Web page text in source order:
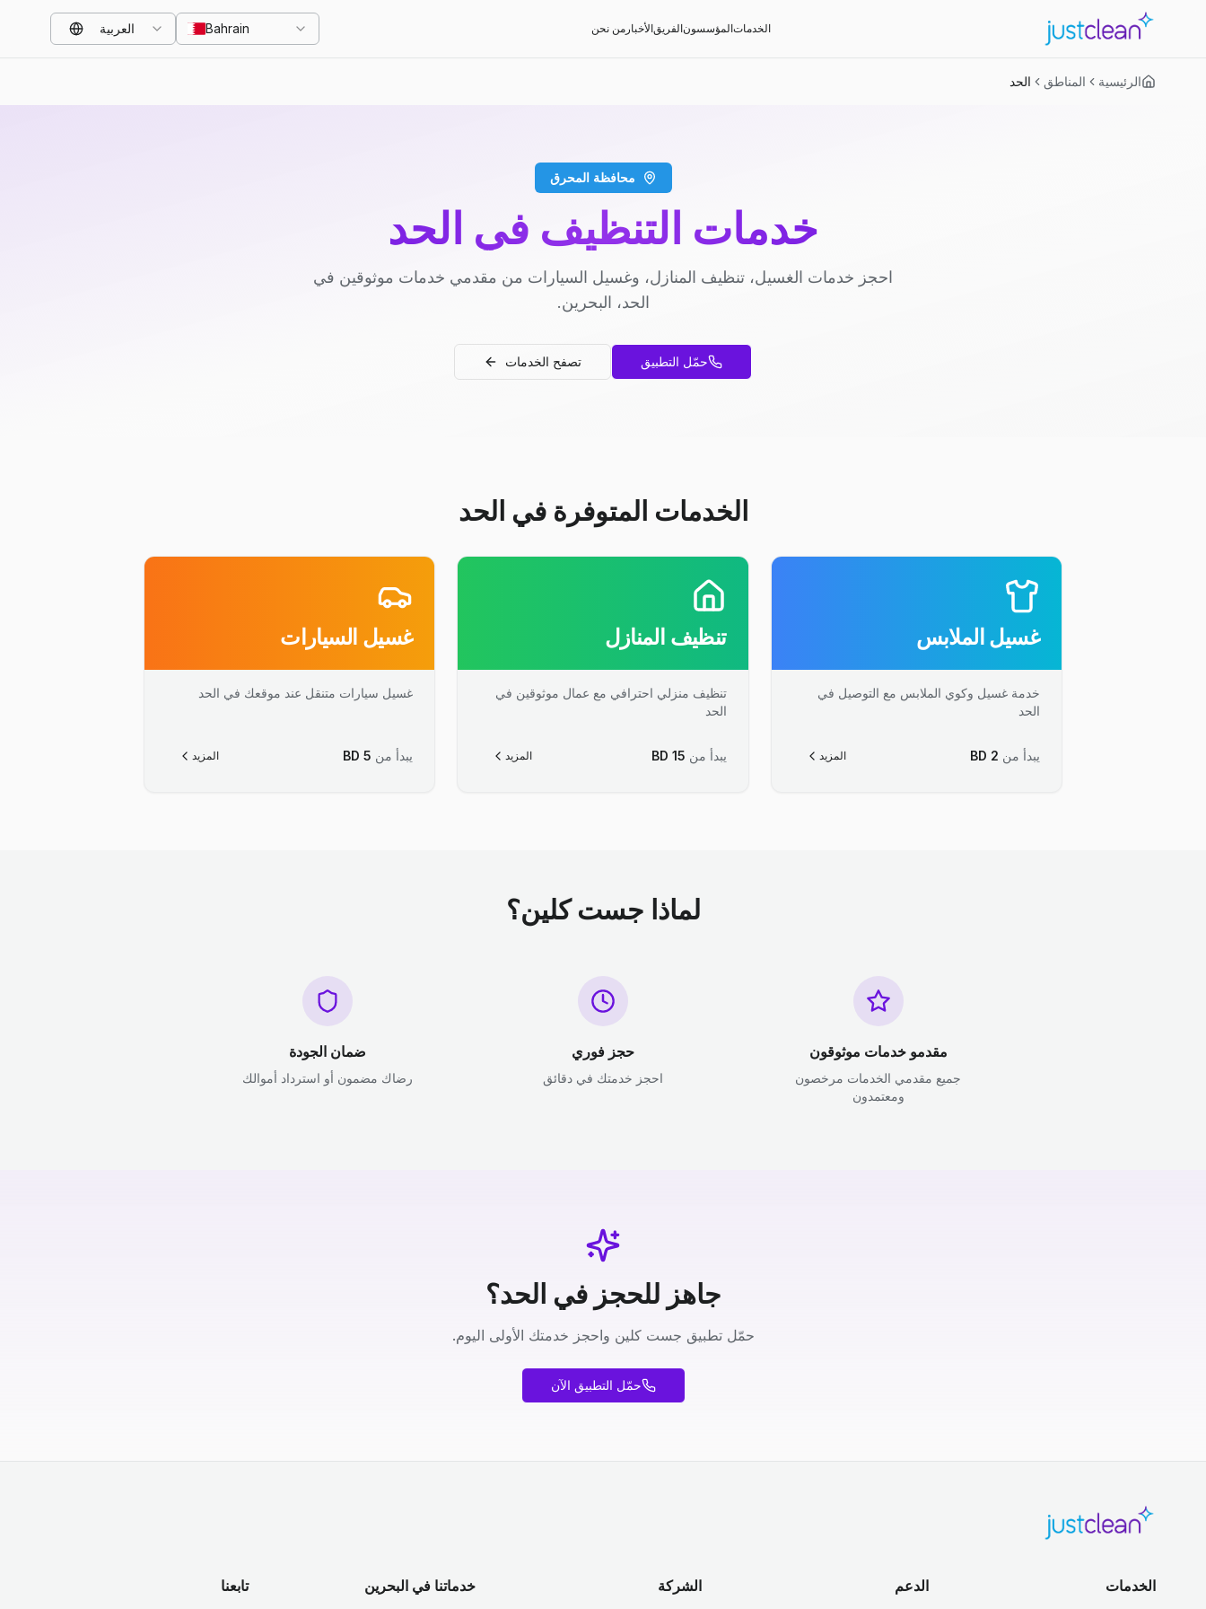
الخدماتالمؤسسونالفريقالأخبار من نحن Bahrain العربية
الرئيسية المناطق الحد
محافظة المحرق
خدمات التنظيف في الحد
احجز خدمات الغسيل، تنظيف المنازل، وغسيل السيارات من مقدمي خدمات موثوقين في
الحد، البحرين.
حمّل التطبيق تصفح الخدمات
الخدمات المتوفرة في الحد
غسيل الملابس
خدمة غسيل وكوي الملابس مع التوصيل في
الحد
يبدأ من BD 2 المزيد
تنظيف المنازل
تنظيف منزلي احترافي مع عمال موثوقين في
الحد
يبدأ من BD 15 المزيد
غسيل السيارات
غسيل سيارات متنقل عند موقعك في الحد
يبدأ من BD 5 المزيد
لماذا جست كلين؟
مقدمو خدمات موثوقون
جميع مقدمي الخدمات مرخصون
ومعتمدون
حجز فوري
احجز خدمتك في دقائق
ضمان الجودة
رضاك مضمون أو استرداد أموالك
جاهز للحجز في الحد؟
حمّل تطبيق جست كلين واحجز خدمتك الأولى اليوم.
حمّل التطبيق الآن
الخدمات الدعم الشركة خدماتنا في البحرين تابعنا